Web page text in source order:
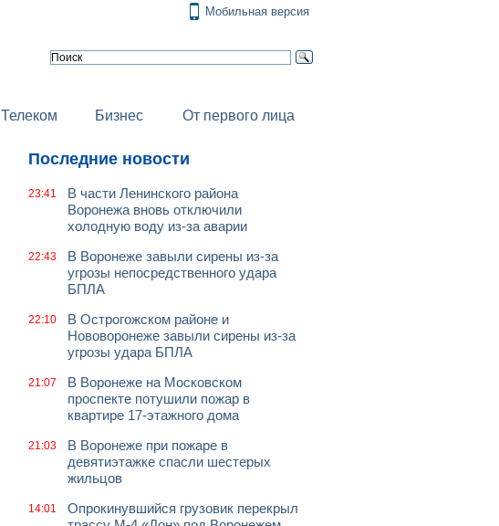
Мобильная версия
Телеком Бизнес От первого лица
Последние новости
23:41
В части Ленинского района
Воронежа вновь отключили
холодную воду из-за аварии
22:43
В Воронеже завыли сирены из-за
угрозы непосредственного удара
БПЛА
22:10
В Острогожском районе и
Нововоронеже завыли сирены из-за
угрозы удара БПЛА
21:07
В Воронеже на Московском
проспекте потушили пожар в
квартире 17-этажного дома
21:03
В Воронеже при пожаре в
девятиэтажке спасли шестерых
жильцов
14:01
Опрокинувшийся грузовик перекрыл